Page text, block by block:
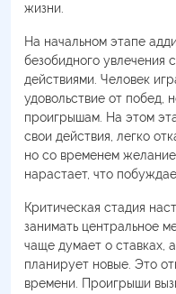
жизни.
На начальном этапе
безобидного увлечения
действиями. Человек
удовольствие от побед,
проигрышам. На этом
свои действия, легко
но со временем
нарастает, что
Критическая стадия
занимать центральное
чаще думает о ставках,
планирует новые. Это
времени. Проигрыши